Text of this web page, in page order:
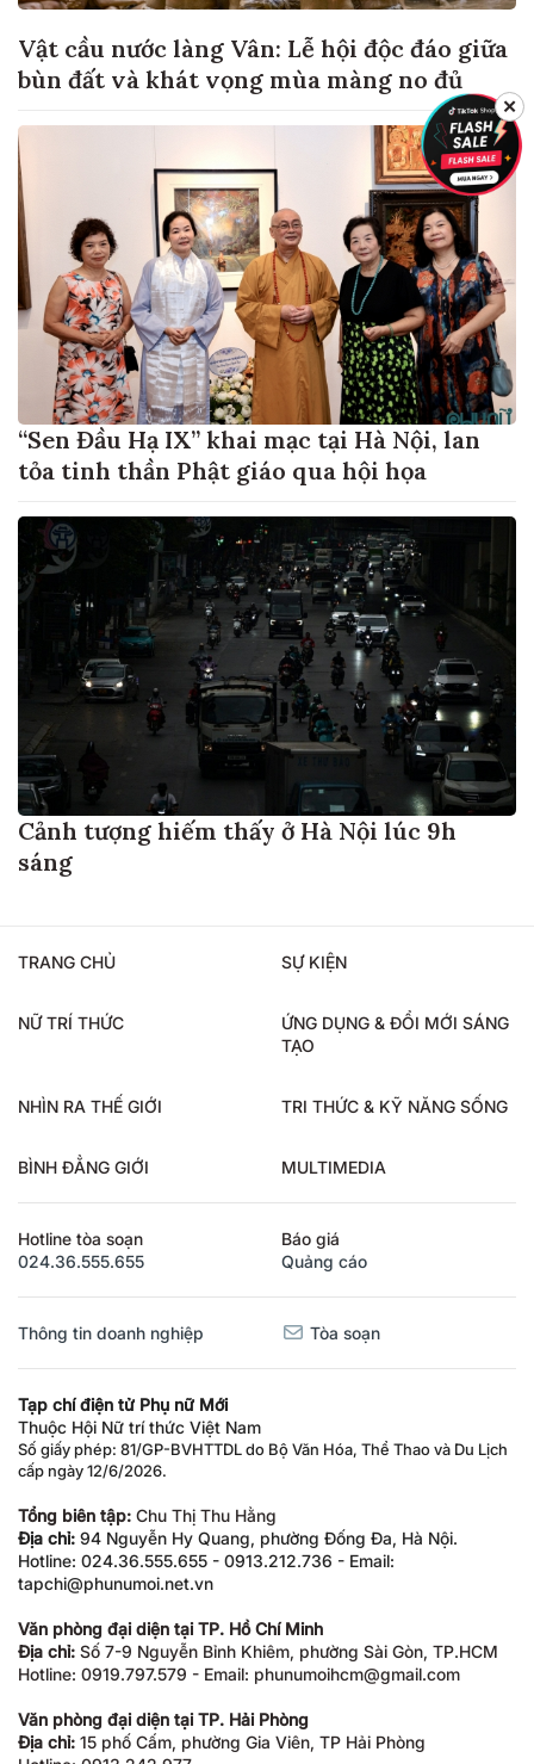
Vật cầu nước làng Vân: Lễ hội độc đáo giữa
bùn đất và khát vọng mùa màng no đủ
“Sen Đầu Hạ IX” khai mạc tại Hà Nội, lan
tỏa tinh thần Phật giáo qua hội họa
Cảnh tượng hiếm thấy ở Hà Nội lúc 9h
sáng
TRANG CHỦ SỰ KIỆN
NỮ TRÍ THỨC
ỨNG DỤNG & ĐỔI MỚI SÁNG
TẠO
NHÌN RA THẾ GIỚI TRI THỨC & KỸ NĂNG SỐNG
BÌNH ĐẲNG GIỚI MULTIMEDIA
Hotline tòa soạn
024.36.555.655
Báo giá
Quảng cáo
Thông tin doanh nghiệp Tòa soạn
Tạp chí điện tử Phụ nữ Mới
Thuộc Hội Nữ trí thức Việt Nam
Số giấy phép: 81/GP-BVHTTDL do Bộ Văn Hóa, Thể Thao và Du Lịch
cấp ngày 12/6/2026.
Tổng biên tập: Chu Thị Thu Hằng
Địa chỉ: 94 Nguyễn Hy Quang, phường Đống Đa, Hà Nội.
Hotline: 024.36.555.655 - 0913.212.736 - Email:
tapchi@phunumoi.net.vn
Văn phòng đại diện tại TP. Hồ Chí Minh
Địa chỉ: Số 7-9 Nguyễn Bỉnh Khiêm, phường Sài Gòn, TP.HCM
Hotline: 0919.797.579 - Email: phunumoihcm@gmail.com
Văn phòng đại diện tại TP. Hải Phòng
Địa chỉ: 15 phố Cấm, phường Gia Viên, TP Hải Phòng
✕